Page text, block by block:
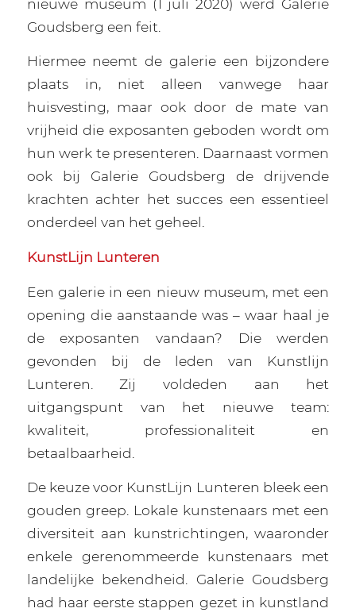
nieuwe museum (1 juli 2020) werd Galerie
Goudsberg een feit.
Hiermee neemt de galerie een bijzondere
plaats in, niet alleen vanwege haar
huisvesting, maar ook door de mate van
vrijheid die exposanten geboden wordt om
hun werk te presenteren. Daarnaast vormen
ook bij Galerie Goudsberg de drijvende
krachten achter het succes een essentieel
onderdeel van het geheel.
KunstLijn Lunteren
Een galerie in een nieuw museum, met een
opening die aanstaande was – waar haal je
de exposanten vandaan? Die werden
gevonden bij de leden van Kunstlijn
Lunteren. Zij voldeden aan het
uitgangspunt van het nieuwe team:
kwaliteit, professionaliteit en
betaalbaarheid.
De keuze voor KunstLijn Lunteren bleek een
gouden greep. Lokale kunstenaars met een
diversiteit aan kunstrichtingen, waaronder
enkele gerenommeerde kunstenaars met
landelijke bekendheid. Galerie Goudsberg
had haar eerste stappen gezet in kunstland